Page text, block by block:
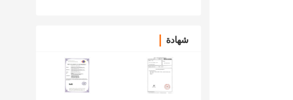
شهادة